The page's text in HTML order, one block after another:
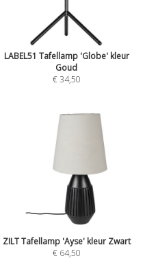
LABEL51 Tafellamp 'Globe' kleur
Goud
€ 34,50
ZILT Tafellamp 'Ayse' kleur Zwart
€ 64,50